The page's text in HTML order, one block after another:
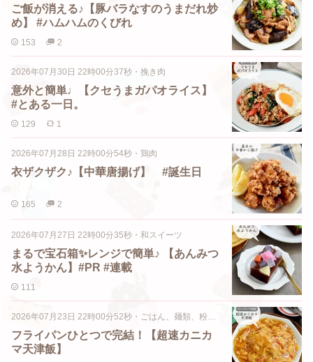
ご飯が消える♪【豚バラなすのうまだれ炒
め】 #ハムハムのくびれ
153 2
2026年07月30日 22時00分37秒 ・ 挽き肉
意外と簡単♩【クセうまガパオライス】
#とある一日。
129 1
2026年07月28日 22時00分54秒 ・ 鶏肉
衣ザクザク♪【中華唐揚げ】 #誕生日
165 2
2026年07月27日 22時00分35秒 ・ 和スイーツ
まるで宝石箱✨レンジで簡単♪ 【あんみつ
水ようかん】#PR #連載
111
2026年07月23日 22時00分52秒 ・ ごはん、麺類、粉物類
フライパンひとつで完結！【超速カニカ
マ天津飯】